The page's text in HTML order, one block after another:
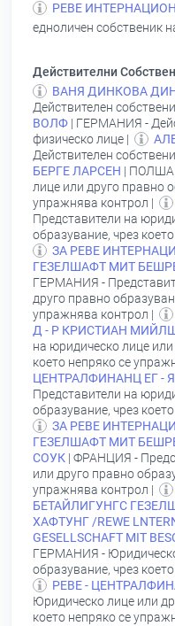
РЕВЕ
едноличен собственик
Действителни
ВАНЯ ДИНКОВА
Действителен
ВОЛФ | ГЕРМАНИЯ -
физическо лице |
Действителен
БЕРГЕ ЛАРСЕН | ПОЛША
лице или друго правно
упражнява контрол |
Представители на
образувание, чрез
ЗА РЕВЕ
ГЕЗЕЛШАФТ МИТ
ГЕРМАНИЯ -
друго правно
упражнява контрол |
Д - Р КРИСТИАН
на юридическо лице
което непряко се
ЦЕНТРАЛФИНАНЦ ЕГ -
Представители на
образувание, чрез
ЗА РЕВЕ
ГЕЗЕЛШАФТ МИТ
СОУК | ФРАНЦИЯ -
или друго правно
упражнява контрол |
БЕТАЙЛИГУНГС
ХАФТУНГ /RЕWЕ
GESELLSCHAFT MIT
ГЕРМАНИЯ -
образувание, чрез
РЕВЕ -
Юридическо лице или
което непряко се